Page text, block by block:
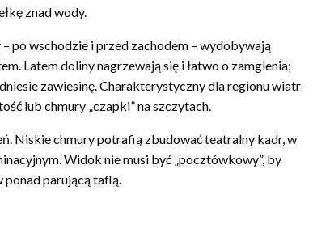
znad wody.
po wschodzie i przed zachodem – wydobywają
Latem doliny nagrzewają się i łatwo o zamglenia;
zawiesinę. Charakterystyczny dla regionu wiatr
lub chmury „czapki” na szczytach.
Niskie chmury potrafią zbudować teatralny kadr, w
Widok nie musi być „pocztówkowy”, by
ponad parującą taflą.